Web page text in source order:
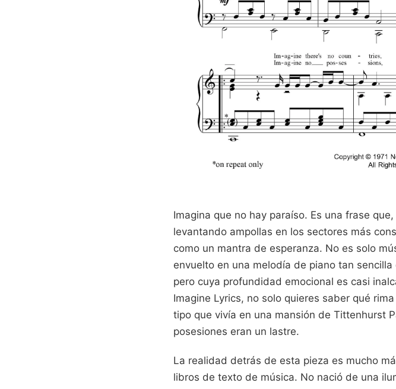
Imagina que no hay paraíso. Es una frase
levantando ampollas en los sectores más
como un mantra de esperanza. No es solo
envuelto en una melodía de piano tan
pero cuya profundidad emocional es casi
Imagine Lyrics, no solo quieres saber qué
tipo que vivía en una mansión de Tittenhurst
posesiones eran un lastre.
La realidad detrás de esta pieza es mucho
libros de texto de música. No nació de una